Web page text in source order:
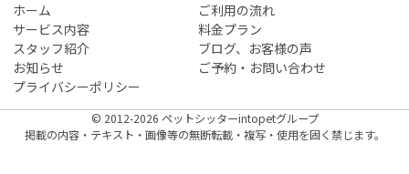
ホーム
ご利用の流れ
サービス内容
料金プラン
スタッフ紹介
ブログ、お客様の声
お知らせ
ご予約・お問い合わせ
プライバシーポリシー
© 2012-2026 ペットシッターintopetグループ
掲載の内容・テキスト・画像等の無断転載・複写・使用を固く禁じます。